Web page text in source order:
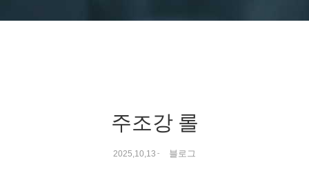
주조강 롤
2025,10,13 - 블로그